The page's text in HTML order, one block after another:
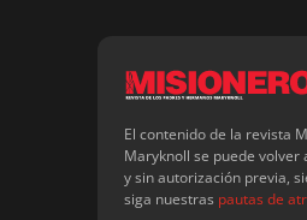
El contenido de la revista
Maryknoll se puede volver
y sin autorización previa,
siga nuestras pautas de